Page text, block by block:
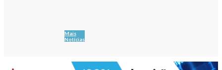
Mais
Notícias